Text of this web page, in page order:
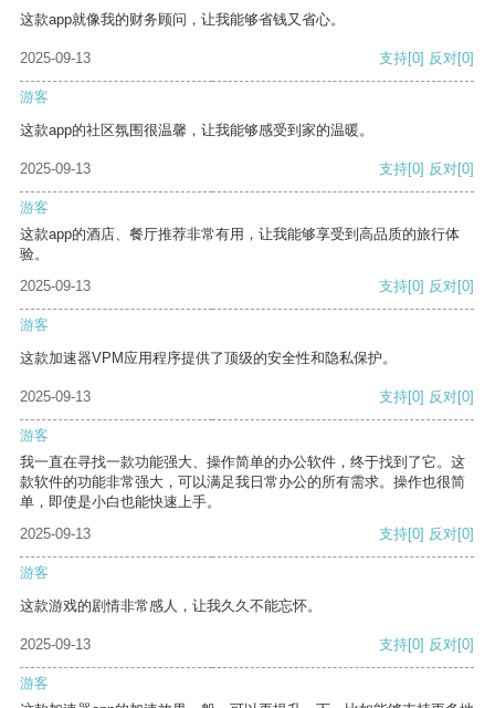
这款app就像我的财务顾问，让我能够省钱又省心。
2025-09-13 支持[0] 反对[0]
游客
这款app的社区氛围很温馨，让我能够感受到家的温暖。
2025-09-13 支持[0] 反对[0]
游客
这款app的酒店、餐厅推荐非常有用，让我能够享受到高品质的旅行体
验。
2025-09-13
支持[0] 反对[0]
游客
这款加速器VPM应用程序提供了顶级的安全性和隐私保护。
2025-09-13 支持[0] 反对[0]
游客
我一直在寻找一款功能强大、操作简单的办公软件，终于找到了它。这
款软件的功能非常强大，可以满足我日常办公的所有需求。操作也很简
单，即使是小白也能快速上手。
2025-09-13
支持[0] 反对[0]
游客
这款游戏的剧情非常感人，让我久久不能忘怀。
2025-09-13 支持[0] 反对[0]
游客